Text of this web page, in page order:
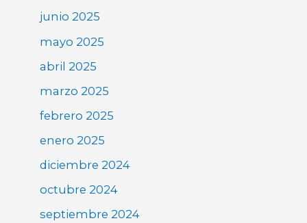
junio 2025
mayo 2025
abril 2025
marzo 2025
febrero 2025
enero 2025
diciembre 2024
octubre 2024
septiembre 2024